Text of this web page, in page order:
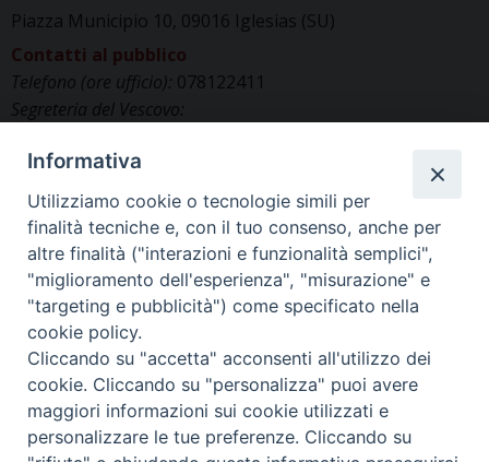
Piazza Municipio 10, 09016 Iglesias (SU)
Contatti al pubblico
Telefono (ore ufficio): 078122411
Segreteria del Vescovo:
Uffici di Curia:curia_iglesias@libero.it
Cancelleria (richiesta documenti):
canc.curia.iglesias@tiscali.it
Comunicazione & media (ufficio stampa):
ucs.iglesias@gmail.com
Informativa
Utilizziamo cookie o tecnologie simili per
finalità tecniche e, con il tuo consenso, anche per
altre finalità ("interazioni e funzionalità semplici",
"miglioramento dell'esperienza", "misurazione" e
"targeting e pubblicità") come specificato nella
cookie policy.
Cliccando su "accetta" acconsenti all'utilizzo dei
cookie. Cliccando su "personalizza" puoi avere
maggiori informazioni sui cookie utilizzati e
personalizzare le tue preferenze. Cliccando su